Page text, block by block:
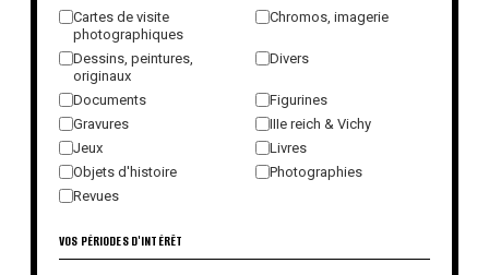
Cartes de visite
photographiques
Chromos, imagerie
Dessins, peintures,
originaux
Divers
Documents
Figurines
Gravures
IIIe reich & Vichy
Jeux
Livres
Objets d'histoire
Photographies
Revues
VOS PÉRIODES D'INTÉRÊT